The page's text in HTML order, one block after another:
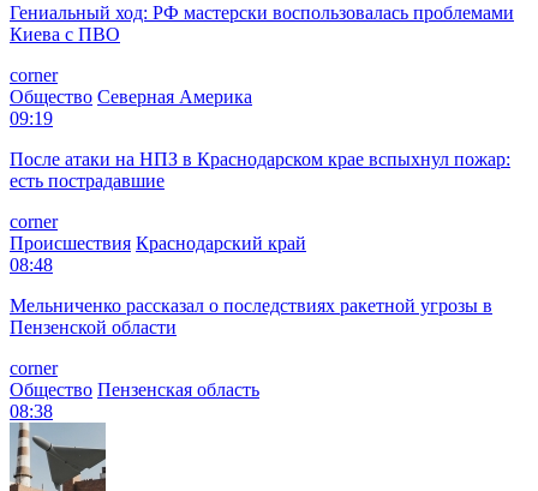
Гениальный ход: РФ мастерски воспользовалась проблемами
Киева с ПВО
corner
Общество Северная Америка
09:19
После атаки на НПЗ в Краснодарском крае вспыхнул пожар:
есть пострадавшие
corner
Происшествия Краснодарский край
08:48
Мельниченко рассказал о последствиях ракетной угрозы в
Пензенской области
corner
Общество Пензенская область
08:38